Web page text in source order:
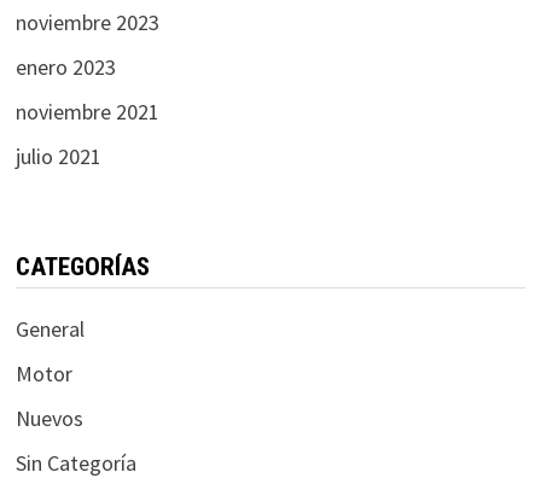
noviembre 2023
enero 2023
noviembre 2021
julio 2021
CATEGORÍAS
General
Motor
Nuevos
Sin Categoría